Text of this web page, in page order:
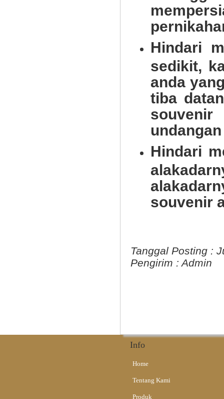
Alat Musik Tradisional
Hindari
sedikit,
anda
tiba
undangan
Hindari
souvenir
Tanggal Posting :
Pengirim :Admin
Info
Home
Tentang Kami
Produk